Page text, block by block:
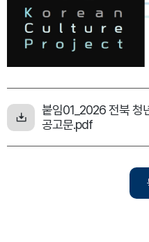
붙임01_2026 전북 청
공고문.pdf